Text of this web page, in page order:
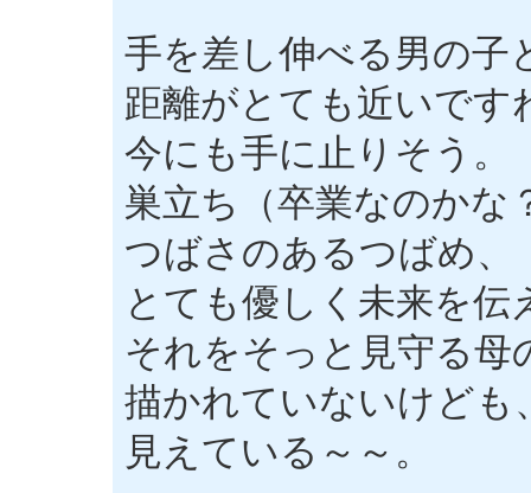
手を差し伸べる男の子
距離がとても近いです
今にも手に止りそう。
巣立ち（卒業なのかな
つばさのあるつばめ、
とても優しく未来を伝
それをそっと見守る母
描かれていないけども
見えている～～。